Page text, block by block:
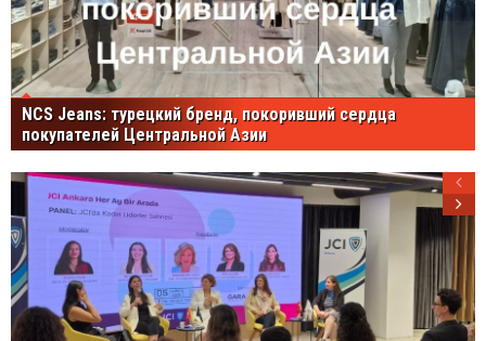
NCS Jeans: турецкий бренд, покоривший сердца
покупателей Центральной Азии